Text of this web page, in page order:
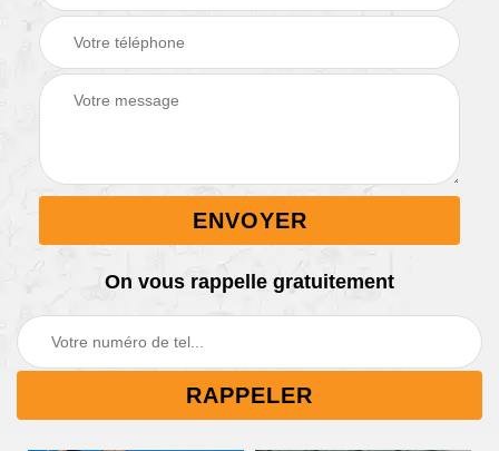
On vous rappelle gratuitement